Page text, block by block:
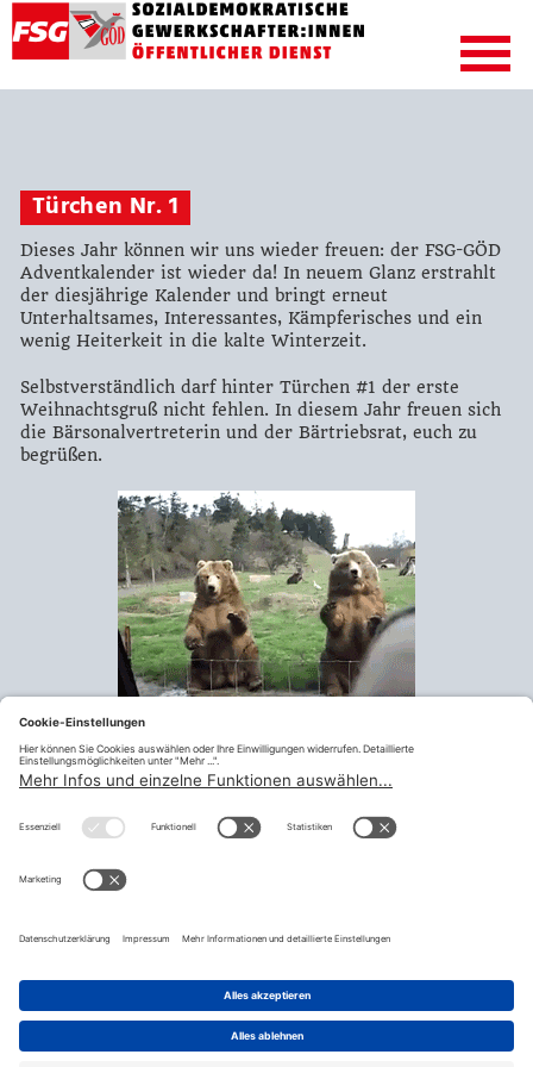
Türchen Nr. 1
Dieses Jahr können wir uns wieder freuen: der FSG-GÖD
Adventkalender ist wieder da! In neuem Glanz erstrahlt
der diesjährige Kalender und bringt erneut
Unterhaltsames, Interessantes, Kämpferisches und ein
wenig Heiterkeit in die kalte Winterzeit.
Selbstverständlich darf hinter Türchen #1 der erste
Weihnachtsgruß nicht fehlen. In diesem Jahr freuen sich
die Bärsonalvertreterin und der Bärtriebsrat, euch zu
begrüßen.
Klick führt zur Quelle aufhttps://giphy.com/
© Fraktion Sozialdemokratischer Gewerkschafter:innen |
Impressum|Datenschutzerklärung|
Datenschutzeinstellugen